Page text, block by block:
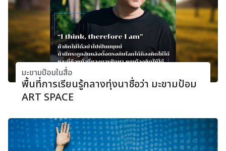
มะขามป้อมในสื่อ
พื้นที่การเรียนรู้กลางทุ่งนาชื่อว่า มะขามป้อม
ART SPACE